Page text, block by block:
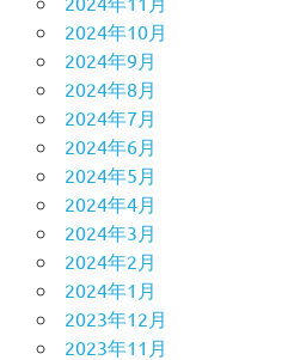
2024年10月
2024年9月
2024年8月
2024年7月
2024年6月
2024年5月
2024年4月
2024年3月
2024年2月
2024年1月
2023年12月
2023年11月